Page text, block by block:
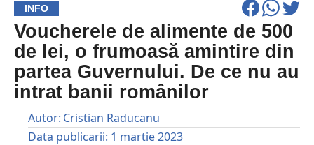
INFO
Voucherele de alimente de 500
de lei, o frumoasă amintire din
partea Guvernului. De ce nu au
intrat banii românilor
Autor: Cristian Raducanu
Data publicarii: 1 martie 2023